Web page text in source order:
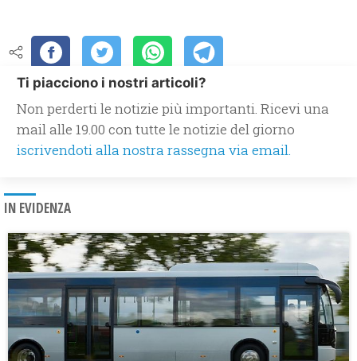
Ti piacciono i nostri articoli?
Non perderti le notizie più importanti. Ricevi una
mail alle 19.00 con tutte le notizie del giorno
iscrivendoti alla nostra rassegna via email.
IN EVIDENZA